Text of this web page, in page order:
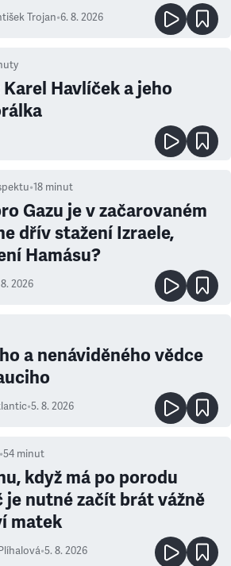
Trojan•6. 8. 2026
Havlíček a jeho
•18 minut
Gazu je v začarovaném
dřív stažení Izraele,
Hamásu?
2026
a nenáviděného vědce
•5. 8. 2026
•54 minut
když má po porodu
je nutné začít brát vážně
matek
•5. 8. 2026